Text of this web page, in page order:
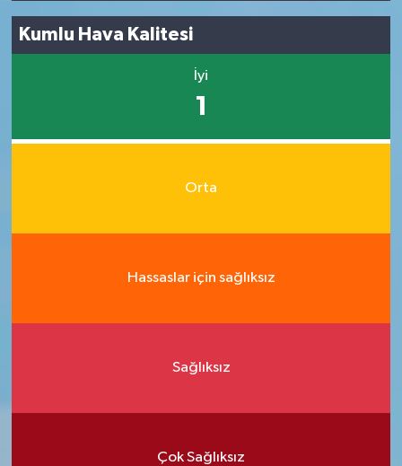
Kumlu Hava Kalitesi
İyi
1
Orta
Hassaslar için sağlıksız
Sağlıksız
Çok Sağlıksız